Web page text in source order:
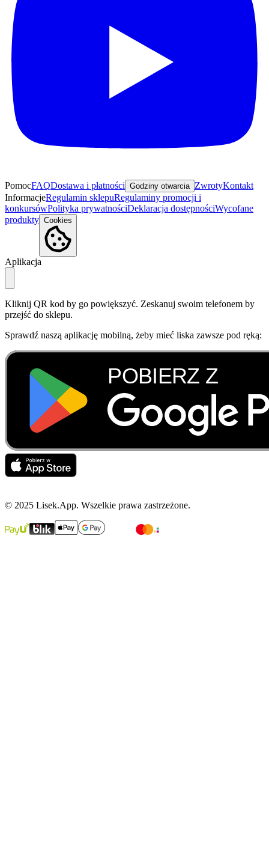
PomocFAQDostawa i płatności Godziny otwarcia ZwrotyKontakt
InformacjeRegulamin sklepuRegulaminy promocji i
konkursówPolityka prywatnościDeklaracja dostępnościWycofane
produkty Cookies
Aplikacja
Kliknij QR kod by go powiększyć. Zeskanuj swoim telefonem by
przejść do sklepu.
Sprawdź naszą aplikację mobilną, żeby mieć liska zawsze pod ręką:
© 2025 Lisek.App. Wszelkie prawa zastrzeżone.